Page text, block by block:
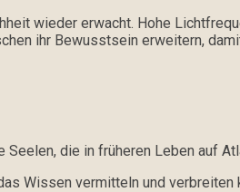
wieder erwacht. Hohe
ihr Bewusstsein erweitern,
die in früheren Leben auf
Wissen vermitteln und verbreiten